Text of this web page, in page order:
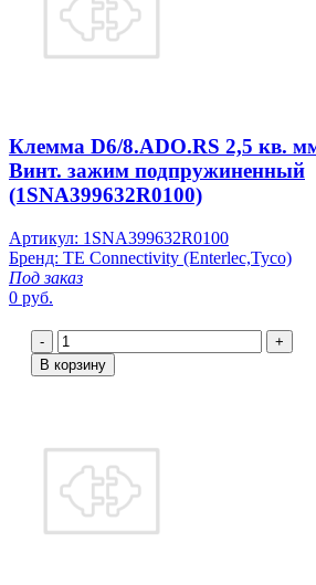
Клемма D6/8.ADO.RS 2,5 кв.
Винт. зажим подпружиненный
(1SNA399632R0100)
Артикул: 1SNA399632R0100
Бренд: TE Connectivity (Enterlec,Tyco)
Под заказ
0 руб.
-
+
В корзину